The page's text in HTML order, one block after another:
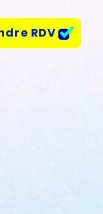
RDV